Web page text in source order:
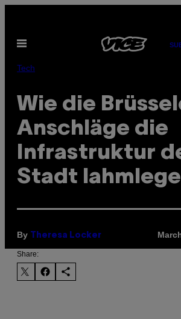
content
Open
Tech
Wie die
Anschläge die
Infrastruktur
Stadt
By Theresa Locker
Share: